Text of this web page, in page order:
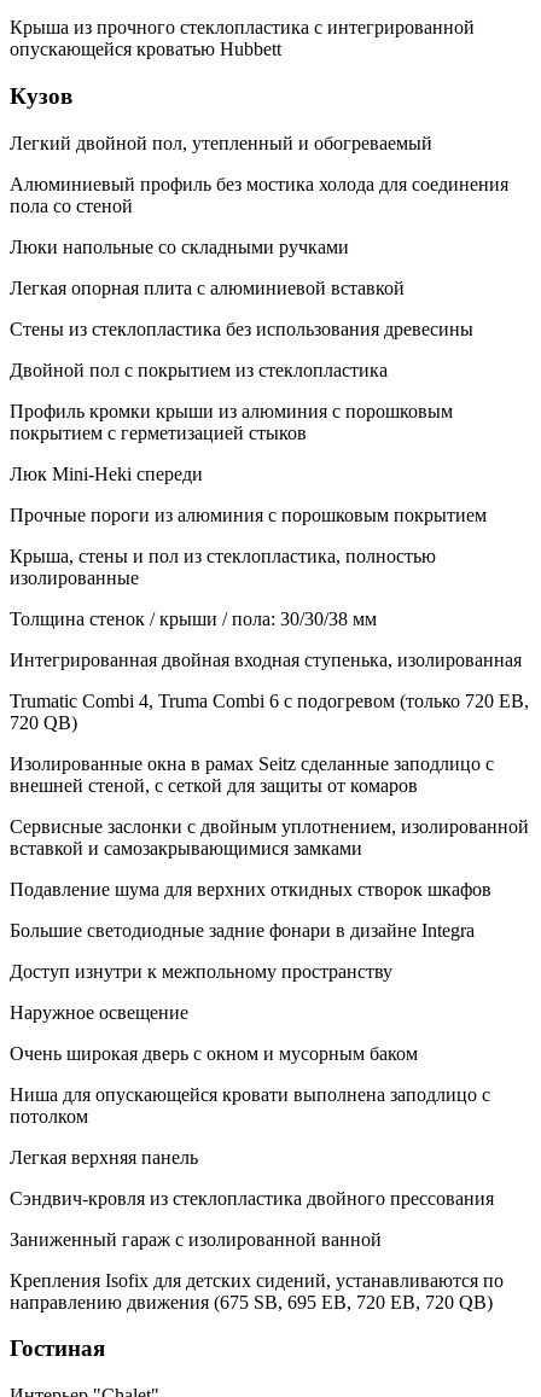
Крыша из прочного стеклопластика с интегрированной
опускающейся кроватью Hubbett
Кузов
Легкий двойной пол, утепленный и обогреваемый
Алюминиевый профиль без мостика холода для соединения
пола со стеной
Люки напольные со складными ручками
Легкая опорная плита с алюминиевой вставкой
Стены из стеклопластика без использования древесины
Двойной пол с покрытием из стеклопластика
Профиль кромки крыши из алюминия с порошковым
покрытием с герметизацией стыков
Люк Mini-Heki спереди
Прочные пороги из алюминия с порошковым покрытием
Крыша, стены и пол из стеклопластика, полностью
изолированные
Толщина стенок / крыши / пола: 30/30/38 мм
Интегрированная двойная входная ступенька, изолированная
Trumatic Combi 4, Truma Combi 6 с подогревом (только 720 EB,
720 QB)
Изолированные окна в рамах Seitz сделанные заподлицо с
внешней стеной, с сеткой для защиты от комаров
Сервисные заслонки с двойным уплотнением, изолированной
вставкой и самозакрывающимися замками
Подавление шума для верхних откидных створок шкафов
Большие светодиодные задние фонари в дизайне Integra
Доступ изнутри к межпольному пространству
Наружное освещение
Очень широкая дверь с окном и мусорным баком
Ниша для опускающейся кровати выполнена заподлицо с
потолком
Легкая верхняя панель
Сэндвич-кровля из стеклопластика двойного прессования
Заниженный гараж с изолированной ванной
Крепления Isofix для детских сидений, устанавливаются по
направлению движения (675 SB, 695 EB, 720 EB, 720 QB)
Гостиная